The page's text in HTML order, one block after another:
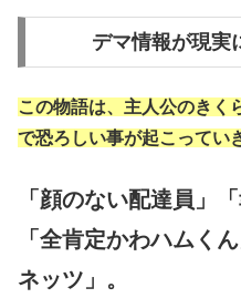
デマ情報が現実
この物語は、主人公のきく
で恐ろしい事が起こってい
「顔のない配達員」
「全肯定かわハムく
ネッツ」。